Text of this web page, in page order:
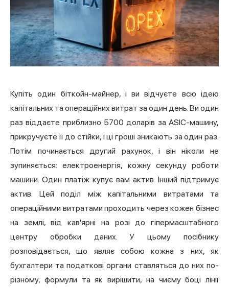
Купіть один біткойн-майнер, і ви відчуєте всю ідею
капітальних та операційних витрат за один день. Ви один
раз віддаєте приблизно 5700 доларів за ASIC-машину,
прикручуєте її до стійки, і ці гроші зникають за один раз.
Потім починається другий рахунок, і він ніколи не
зупиняється: електроенергія, кожну секунду роботи
машини. Один платіж купує вам актив. Інший підтримує
актив. Цей поділ між капітальними витратами та
операційними витратами проходить через кожен бізнес
на землі, від кав'ярні на розі до гіпермасштабного
центру обробки даних. У цьому посібнику
розповідається, що являє собою кожна з них, як
бухгалтери та податкові органи ставляться до них по-
різному, формули та як вирішити, на чиєму боці лінії